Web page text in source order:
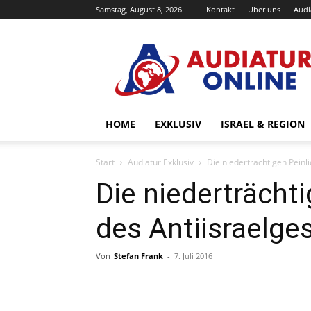
Samstag, August 8, 2026 Kontakt Über uns
Online
HOME EXKLUSIV ISRAEL & REGION
Start Audiatur Exklusiv Die niederträchtigen
Die
des
Von Stefan Frank - 7. Juli 2016